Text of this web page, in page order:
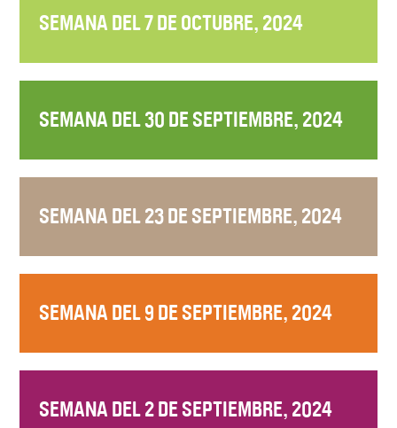
SEMANA DEL 7 DE OCTUBRE, 2024
SEMANA DEL 30 DE SEPTIEMBRE, 2024
SEMANA DEL 23 DE SEPTIEMBRE, 2024
SEMANA DEL 9 DE SEPTIEMBRE, 2024
SEMANA DEL 2 DE SEPTIEMBRE, 2024